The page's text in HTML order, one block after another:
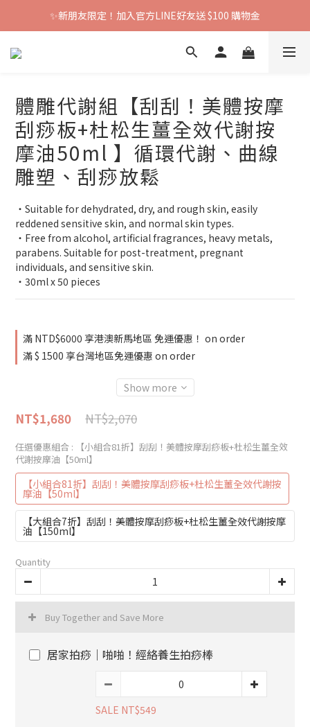
✨新朋友限定！加入官方LINE好友送 $100 購物金
體雕代謝組【刮刮！美體按摩
刮痧板+杜松生薑全效代謝按
摩油50ml 】循環代謝、曲線
雕塑、刮痧放鬆
‧Suitable for dehydrated, dry, and rough skin, easily
reddened sensitive skin, and normal skin types.
‧Free from alcohol, artificial fragrances, heavy metals,
parabens. Suitable for post-treatment, pregnant
individuals, and sensitive skin.
‧30ml x 50 pieces
滿 NTD$6000 享港澳新馬地區 免運優惠！ on order
滿 $ 1500 享台灣地區免運優惠 on order
Show more
NT$2,070
NT$1,680
任選優惠組合 : 【小組合81折】刮刮！美體按摩刮痧板+杜松生薑全效
代謝按摩油【50ml】
【小組合81折】刮刮！美體按摩刮痧板+杜松生薑全效代謝按
摩油【50ml】
【大組合7折】刮刮！美體按摩刮痧板+杜松生薑全效代謝按摩
油【150ml】
Quantity
Buy Together and Save More
居家拍痧｜啪啪！經絡養生拍痧棒
SALE NT$549